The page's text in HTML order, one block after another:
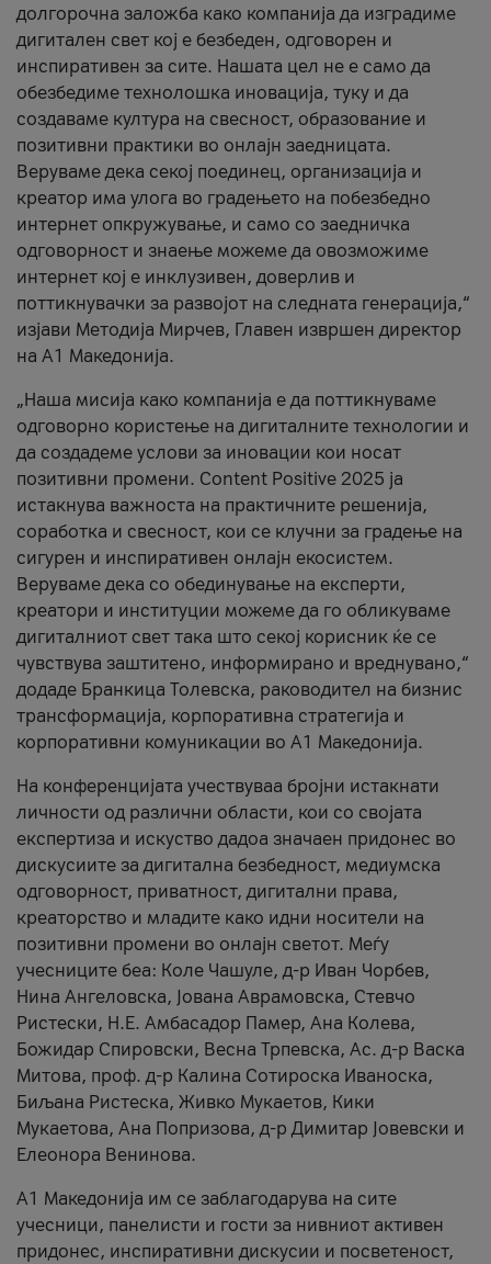
долгорочна заложба како компанија да изградиме
дигитален свет кој е безбеден, одговорен и
инспиративен за сите. Нашата цел не е само да
обезбедиме технолошка иновација, туку и да
создаваме култура на свесност, образование и
позитивни практики во онлајн заедницата.
Веруваме дека секој поединец, организација и
креатор има улога во градењето на побезбедно
интернет опкружување, и само со заедничка
одговорност и знаење можеме да овозможиме
интернет кој е инклузивен, доверлив и
поттикнувачки за развојот на следната генерација,“
изјави Методија Мирчев, Главен извршен директор
на А1 Македонија.
„Наша мисија како компанија е да поттикнуваме
одговорно користење на дигиталните технологии и
да создадеме услови за иновации кои носат
позитивни промени. Content Positive 2025 ја
истакнува важноста на практичните решенија,
соработка и свесност, кои се клучни за градење на
сигурен и инспиративен онлајн екосистем.
Веруваме дека со обединување на експерти,
креатори и институции можеме да го обликуваме
дигиталниот свет така што секој корисник ќе се
чувствува заштитено, информирано и вреднувано,“
додаде Бранкица Толевска, раководител на бизнис
трансформација, корпоративна стратегија и
корпоративни комуникации во А1 Македонија.
На конференцијата учествуваа бројни истакнати
личности од различни области, кои со својата
експертиза и искуство дадоа значаен придонес во
дискусиите за дигитална безбедност, медиумска
одговорност, приватност, дигитални права,
креаторство и младите како идни носители на
позитивни промени во онлајн светот. Меѓу
учесниците беа: Коле Чашуле, д-р Иван Чорбев,
Нина Ангеловска, Јована Аврамовска, Стевчо
Ристески, Н.Е. Амбасадор Памер, Ана Колева,
Божидар Спировски, Весна Трпевска, Ас. д-р Васка
Митова, проф. д-р Калина Сотироска Иваноска,
Биљана Ристеска, Живко Мукаетов, Кики
Мукаетова, Ана Попризова, д-р Димитар Јовевски и
Елеонора Венинова.
А1 Македонија им се заблагодарува на сите
учесници, панелисти и гости за нивниот активен
придонес, инспиративни дискусии и посветеност,